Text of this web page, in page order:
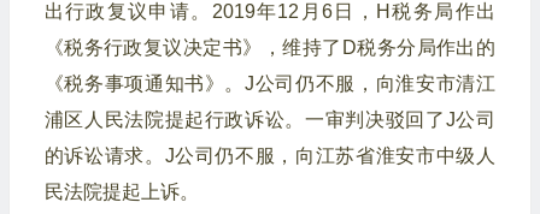
出行政复议申请。2019年12月6日，H税务局作出
《税务行政复议决定书》，维持了D税务分局作出的
《税务事项通知书》。J公司仍不服，向淮安市清江
浦区人民法院提起行政诉讼。一审判决驳回了J公司
的诉讼请求。J公司仍不服，向江苏省淮安市中级人
民法院提起上诉。